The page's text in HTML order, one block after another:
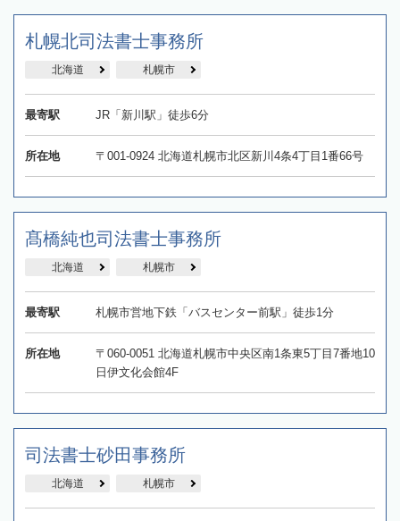
札幌北司法書士事務所
北海道 札幌市
最寄駅 JR「新川駅」徒歩6分
所在地 〒001-0924 北海道札幌市北区新川4条4丁目1番66号
髙橋純也司法書士事務所
北海道 札幌市
最寄駅 札幌市営地下鉄「バスセンター前駅」徒歩1分
所在地
〒060-0051 北海道札幌市中央区南1条東5丁目7番地10
日伊文化会館4F
司法書士砂田事務所
北海道 札幌市